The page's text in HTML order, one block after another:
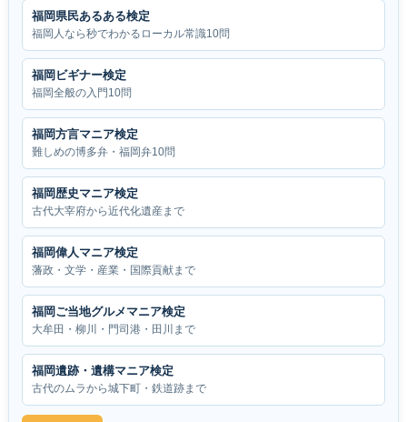
福岡県民あるある検定
福岡人なら秒でわかるローカル常識10問
福岡ビギナー検定
福岡全般の入門10問
福岡方言マニア検定
難しめの博多弁・福岡弁10問
福岡歴史マニア検定
古代大宰府から近代化遺産まで
福岡偉人マニア検定
藩政・文学・産業・国際貢献まで
福岡ご当地グルメマニア検定
大牟田・柳川・門司港・田川まで
福岡遺跡・遺構マニア検定
古代のムラから城下町・鉄道跡まで